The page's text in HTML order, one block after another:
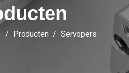
/ Producten / Servopers